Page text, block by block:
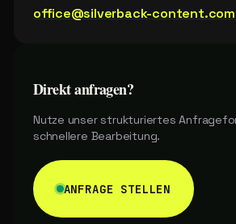
office@silverback-content.com
Direkt anfragen?
Nutze unser strukturiertes
schnellere Bearbeitung.
ANFRAGE STELLEN